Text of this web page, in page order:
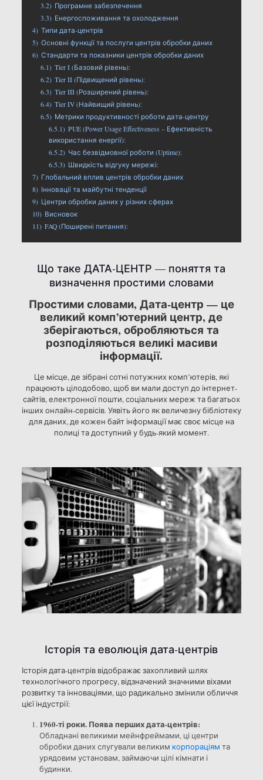
3.2) Програмне забезпечення
3.3) Енергоспоживання та охолодження
4) Типи дата-центрів
5) Основні функції та послуги центрів обробки даних
6) Стандарти та показники центрів обробки даних
6.1) Tier I (Базовий рівень):
6.2) Tier II (Підвищений рівень):
6.3) Tier III (Розширений рівень):
6.4) Tier IV (Найвищий рівень):
6.5) Метрики продуктивності роботи дата-центру
6.5.1) PUE (Power Usage Effectiveness – Ефективність
використання енергії):
6.5.2) Час безвідмовної роботи (Uptime):
6.5.3) Швидкість відгуку мережі:
7) Глобальний вплив центрів обробки даних
8) Інновації та майбутні тенденції
9) Центри обробки даних у різних сферах
10) Висновок
11) FAQ (Поширені питання):
Що таке ДАТА-ЦЕНТР — поняття та
визначення простими словами
Простими словами, Дата-центр — це
великий комп’ютерний центр, де
зберігаються, обробляються та
розподіляються великі масиви
інформації.
Це місце, де зібрані сотні потужних комп’ютерів, які
працюють цілодобово, щоб ви мали доступ до інтернет-
сайтів, електронної пошти, соціальних мереж та багатьох
інших онлайн-сервісів. Уявіть його як величезну бібліотеку
для даних, де кожен байт інформації має своє місце на
полиці та доступний у будь-який момент.
Історія та еволюція дата-центрів
Історія дата-центрів відображає захопливий шлях
технологічного прогресу, відзначений значними віхами
розвитку та інноваціями, що радикально змінили обличчя
цієї індустрії:
1960-ті роки. Поява перших дата-центрів:
Обладнані великими мейнфреймами, ці центри
обробки даних слугували великим корпораціям та
урядовим установам, займаючи цілі кімнати і
будинки.